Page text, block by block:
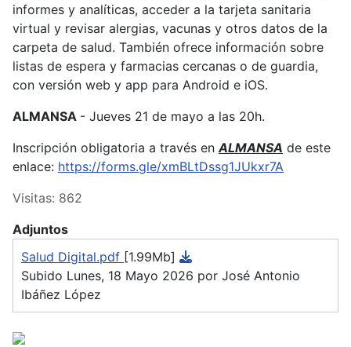
informes y analíticas, acceder a la tarjeta sanitaria
virtual y revisar alergias, vacunas y otros datos de la
carpeta de salud. También ofrece información sobre
listas de espera y farmacias cercanas o de guardia,
con versión web y app para Android e iOS.
ALMANSA - Jueves 21 de mayo a las 20h.
Inscripción obligatoria a través en ALMANSA de este
enlace: https://forms.gle/xmBLtDssg1JUkxr7A
Visitas: 862
Adjuntos
Salud Digital.pdf [1.99Mb]
Subido Lunes, 18 Mayo 2026 por José Antonio
Ibáñez López